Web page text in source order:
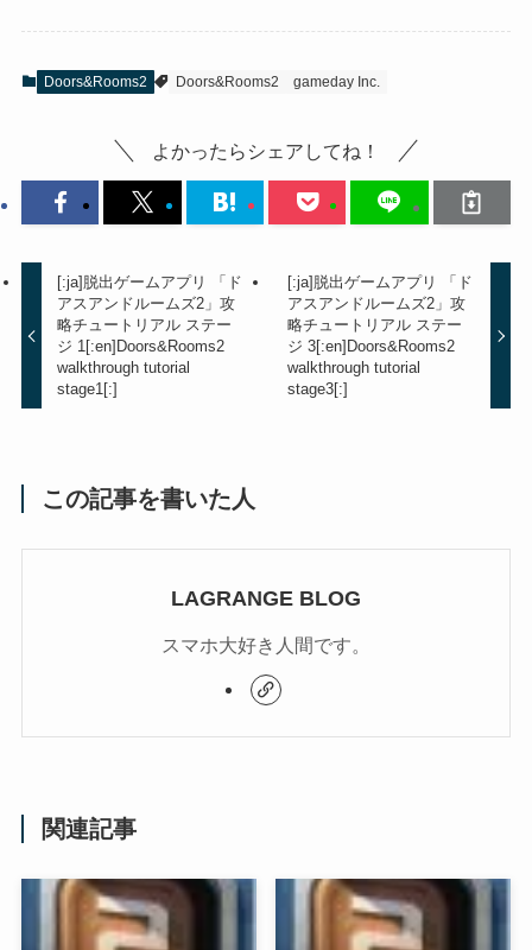
Doors&Rooms2 Doors&Rooms2 gameday Inc.
よかったらシェアしてね！
[:ja]脱出ゲームアプリ 「ド
アスアンドルームズ2」攻
略チュートリアル ステー
ジ 1[:en]Doors&Rooms2
walkthrough tutorial
stage1[:]
[:ja]脱出ゲームアプリ 「ド
アスアンドルームズ2」攻
略チュートリアル ステー
ジ 3[:en]Doors&Rooms2
walkthrough tutorial
stage3[:]
この記事を書いた人
LAGRANGE BLOG
スマホ大好き人間です。
関連記事